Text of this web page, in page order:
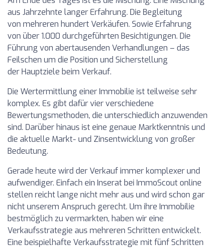
aus Jahrzehnte langer Erfahrung. Die Begleitung
von mehreren hundert Verkäufen. Sowie Erfahrung
von über 1.000 durchgeführten Besichtigungen. Die
Führung von abertausenden Verhandlungen – das
Feilschen um die Position und Sicherstellung
der Hauptziele beim Verkauf.
Die Wertermittlung einer Immobilie ist teilweise sehr
komplex. Es gibt dafür vier verschiedene
Bewertungsmethoden, die unterschiedlich anzuwenden
sind. Darüber hinaus ist eine genaue Marktkenntnis und
die aktuelle Markt- und Zinsentwicklung von großer
Bedeutung.
Gerade heute wird der Verkauf immer komplexer und
aufwendiger. Einfach ein Inserat bei ImmoScout online
stellen reicht lange nicht mehr aus und wird schon gar
nicht unserem Anspruch gerecht. Um ihre Immobilie
bestmöglich zu vermarkten, haben wir eine
Verkaufsstrategie aus mehreren Schritten entwickelt.
Eine beispielhafte Verkaufsstrategie mit fünf Schritten